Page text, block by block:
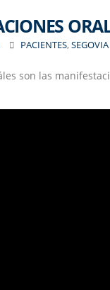
PACIENTES,SEGOVIA
son las